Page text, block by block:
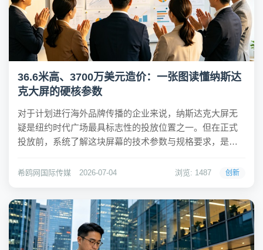
36.6米高、3700万美元造价：一张图读懂纳斯达
克大屏的硬核参数
对于计划进行海外品牌传播的企业来说，纳斯达克大屏无
疑是纽约时代广场最具标志性的投放位置之一。但在正式
投放前，系统了解这块屏幕的技术参数与规格要求，是制
材技术规范、投放时长方案三个维度，为品牌方提供一份
希鸥网国际传媒 2026-07-04 浏览: 1487 创新